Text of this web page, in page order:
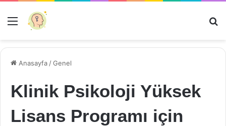
Menü
Anasayfa /Genel
Klinik Psikoloji Yüksek
Lisans Programı için